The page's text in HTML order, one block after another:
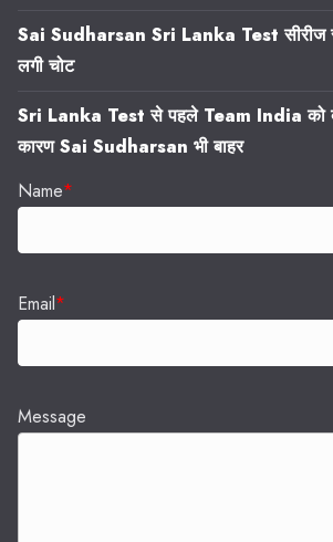
Sai Sudharsan Sri Lanka Test सीरीज
लगी चोट
Sri Lanka Test से पहले Team India को
कारण Sai Sudharsan भी बाहर
Name*
Email*
Message